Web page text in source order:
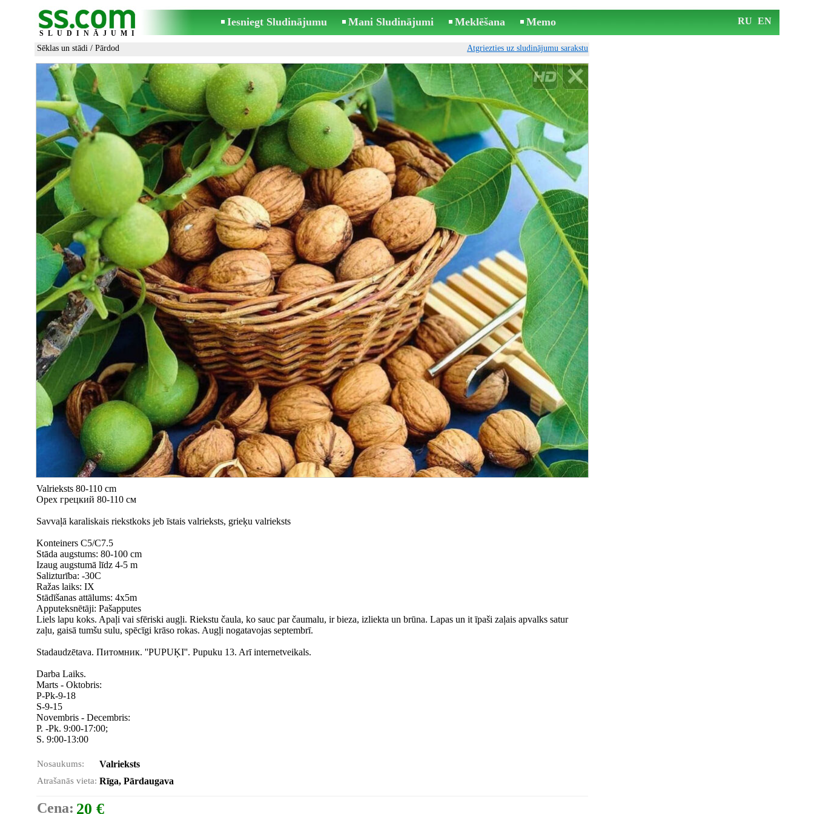
SLUDINĀJUMI
Iesniegt Sludinājumu Mani Sludinājumi Meklēšana Memo RU EN
Sēklas un stādi / Pārdod Atgriezties uz sludinājumu sarakstu
Valrieksts 80-110 cm
Орех грецкий 80-110 см
Savvaļā karaliskais riekstkoks jeb īstais valrieksts, grieķu valrieksts
Konteiners C5/C7.5
Stāda augstums: 80-100 cm
Izaug augstumā līdz 4-5 m
Salizturība: -30C
Ražas laiks: IX
Stādīšanas attālums: 4x5m
Apputeksnētāji: Pašapputes
Liels lapu koks. Apaļi vai sfēriski augļi. Riekstu čaula, ko sauc par čaumalu, ir bieza, izliekta un brūna. Lapas un it īpaši zaļais apvalks satur
zaļu, gaisā tumšu sulu, spēcīgi krāso rokas. Augļi nogatavojas septembrī.
Stadaudzētava. Питомник. ''PUPUĶI''. Pupuku 13. Arī internetveikals.
Darba Laiks.
Marts - Oktobris:
P-Pk-9-18
S-9-15
Novembris - Decembris:
P. -Pk. 9:00-17:00;
S. 9:00-13:00
Nosaukums: Valrieksts
Atrašanās vieta: Rīga, Pārdaugava
Cena: 20 €